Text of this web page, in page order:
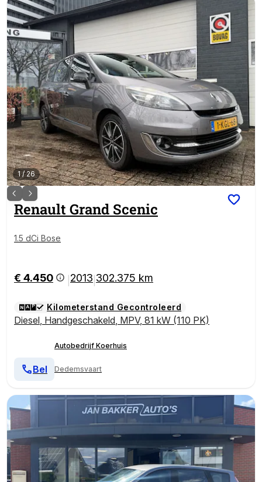
1/26
Renault Grand Scenic
1.5 dCi Bose
€ 4.450 2013 302.375 km
Kilometerstand Gecontroleerd
Diesel, Handgeschakeld, MPV, 81 kW (110 PK)
Autobedrijf Koerhuis
Dedemsvaart
Bel